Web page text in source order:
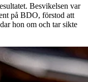
Besvikelsen var
på BDO, förstod att
hon om och tar sikte